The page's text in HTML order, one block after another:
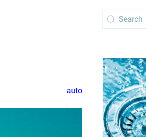
auto